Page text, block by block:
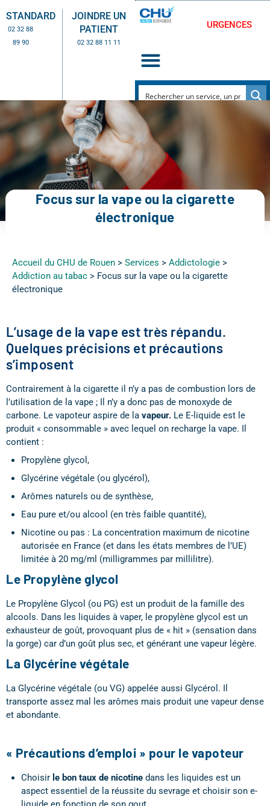
STANDARD
02 32 88
89 90
JOINDRE UN
PATIENT
02 32 88 11 11
URGENCES
Focus sur la vape ou la cigarette
électronique
Accueil du CHU de Rouen > Services > Addictologie >
Addiction au tabac > Focus sur la vape ou la cigarette
électronique
L’usage de la vape est très répandu.
Quelques précisions et précautions
s’imposent
Contrairement à la cigarette il n’y a pas de combustion lors de
l’utilisation de la vape ; Il n’y a donc pas de monoxyde de
carbone. Le vapoteur aspire de la vapeur. Le E-liquide est le
produit « consommable » avec lequel on recharge la vape. Il
contient :
Propylène glycol,
Glycérine végétale (ou glycérol),
Arômes naturels ou de synthèse,
Eau pure et/ou alcool (en très faible quantité),
Nicotine ou pas : La concentration maximum de nicotine
autorisée en France (et dans les états membres de l’UE)
limitée à 20 mg/ml (milligrammes par millilitre).
Le Propylène glycol
Le Propylène Glycol (ou PG) est un produit de la famille des
alcools. Dans les liquides à vaper, le propylène glycol est un
exhausteur de goût, provoquant plus de « hit » (sensation dans
la gorge) car d’un goût plus sec, et générant une vapeur légère.
La Glycérine végétale
La Glycérine végétale (ou VG) appelée aussi Glycérol. Il
transporte assez mal les arômes mais produit une vapeur dense
et abondante.
« Précautions d’emploi » pour le vapoteur
Choisir le bon taux de nicotine dans les liquides est un
aspect essentiel de la réussite du sevrage et choisir son e-